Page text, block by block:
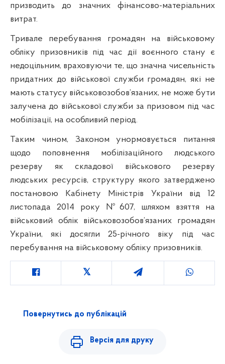
призводить до значних фінансово-матеріальних
витрат.
Тривале перебування громадян на військовому
обліку призовників під час дії воєнного стану є
недоцільним, враховуючи те, що значна чисельність
придатних до військової служби громадян, які не
мають статусу військовозобов’язаних, не може бути
залучена до військової служби за призовом під час
мобілізації, на особливий період.
Таким чином, Законом унормовується питання
щодо поповнення мобілізаційного людського
резерву як складової військового резерву
людських ресурсів, структуру якого затверджено
постановою Кабінету Міністрів України від 12
листопада 2014 року №607, шляхом взяття на
військовий облік військовозобов’язаних громадян
України, які досягли 25-річного віку під час
перебування на військовому обліку призовників.
Повернутись до публікацій
Версія для друку